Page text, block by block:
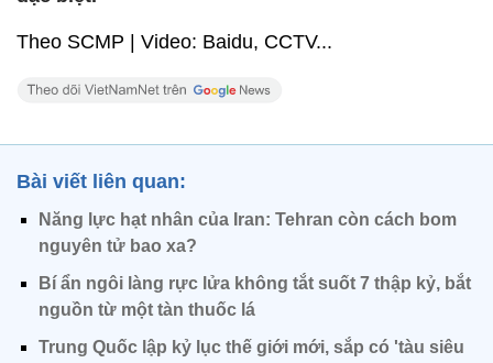
Theo SCMP | Video: Baidu, CCTV...
Bài viết liên quan:
Năng lực hạt nhân của Iran: Tehran còn cách bom
nguyên tử bao xa?
Bí ẩn ngôi làng rực lửa không tắt suốt 7 thập kỷ, bắt
nguồn từ một tàn thuốc lá
Trung Quốc lập kỷ lục thế giới mới, sắp có 'tàu siêu